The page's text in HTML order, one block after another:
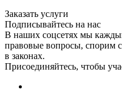
Заказать услуги
Подписывайтесь на нас
В наших соцсетях мы
правовые вопросы, спорим
в законах.
Присоединяйтесь, чтобы